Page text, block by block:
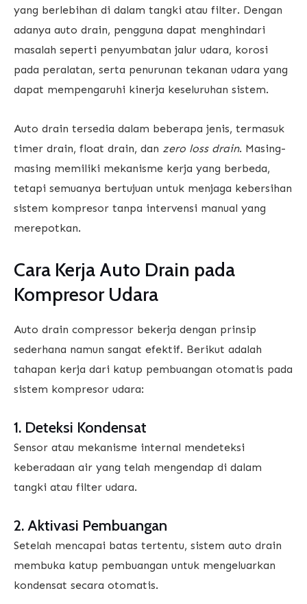
yang berlebihan di dalam tangki atau filter. Dengan
adanya auto drain, pengguna dapat menghindari
masalah seperti penyumbatan jalur udara, korosi
pada peralatan, serta penurunan tekanan udara yang
dapat mempengaruhi kinerja keseluruhan sistem.
Auto drain tersedia dalam beberapa jenis, termasuk
timer drain, float drain, dan zero loss drain. Masing-
masing memiliki mekanisme kerja yang berbeda,
tetapi semuanya bertujuan untuk menjaga kebersihan
sistem kompresor tanpa intervensi manual yang
merepotkan.
Cara Kerja Auto Drain pada
Kompresor Udara
Auto drain compressor bekerja dengan prinsip
sederhana namun sangat efektif. Berikut adalah
tahapan kerja dari katup pembuangan otomatis pada
sistem kompresor udara:
1. Deteksi Kondensat
Sensor atau mekanisme internal mendeteksi
keberadaan air yang telah mengendap di dalam
tangki atau filter udara.
2. Aktivasi Pembuangan
Setelah mencapai batas tertentu, sistem auto drain
membuka katup pembuangan untuk mengeluarkan
kondensat secara otomatis.